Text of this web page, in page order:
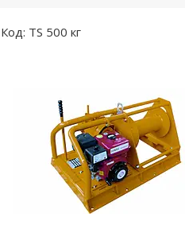
TS 500 кг